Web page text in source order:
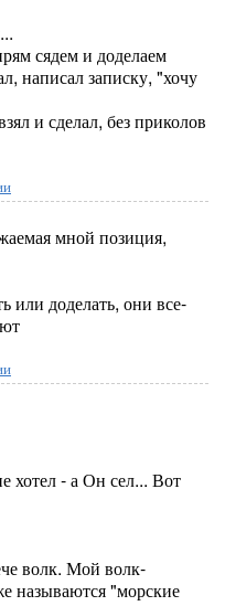
сядем и доделаем
написал записку, "хочу
и сделал, без приколов
мной позиция,
или доделать, они все-
хотел - а Он сел... Вот
волк. Мой волк-
называются "морские